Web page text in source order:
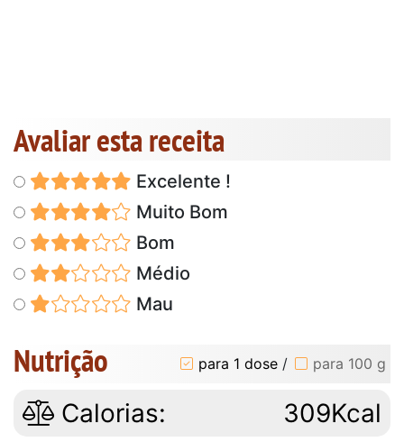
Avaliar esta receita
Excelente !
Muito Bom
Bom
Médio
Mau
Nutrição para 1 dose / para 100 g
Calorias: 309Kcal